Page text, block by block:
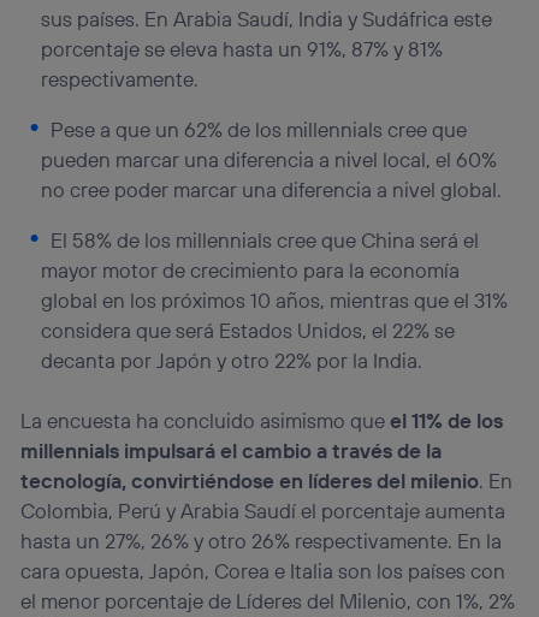
sus países. En Arabia Saudí, India y Sudáfrica este
porcentaje se eleva hasta un 91%, 87% y 81%
respectivamente.
Pese a que un 62% de los millennials cree que
pueden marcar una diferencia a nivel local, el 60%
no cree poder marcar una diferencia a nivel global.
El 58% de los millennials cree que China será el
mayor motor de crecimiento para la economía
global en los próximos 10 años, mientras que el 31%
considera que será Estados Unidos, el 22% se
decanta por Japón y otro 22% por la India.
La encuesta ha concluido asimismo queel 11% de los
millennials impulsará el cambio a través de la
tecnología, convirtiéndose en líderes del milenio. En
Colombia, Perú y Arabia Saudí el porcentaje aumenta
hasta un 27%, 26% y otro 26% respectivamente. En la
cara opuesta, Japón, Corea e Italia son los países con
el menor porcentaje de Líderes del Milenio, con 1%, 2%